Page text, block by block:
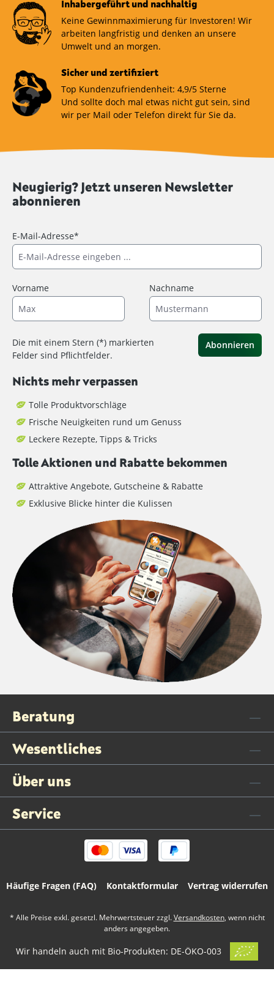
Inhabergeführt und nachhaltig
Keine Gewinnmaximierung für Investoren! Wir
arbeiten langfristig und denken an unsere
Umwelt und an morgen.
Sicher und zertifiziert
Top Kundenzufriendenheit: 4,9/5 Sterne
Und sollte doch mal etwas nicht gut sein, sind
wir per Mail oder Telefon direkt für Sie da.
Neugierig? Jetzt unseren Newsletter
abonnieren
E-Mail-Adresse*
Vorname Nachname
Die mit einem Stern (*) markierten
Felder sind Pflichtfelder.
Abonnieren
Nichts mehr verpassen
Tolle Produktvorschläge
Frische Neuigkeiten rund um Genuss
Leckere Rezepte, Tipps & Tricks
Tolle Aktionen und Rabatte bekommen
Attraktive Angebote, Gutscheine & Rabatte
Exklusive Blicke hinter die Kulissen
Beratung
Wesentliches
Über uns
Service
Häufige Fragen (FAQ) Kontaktformular Vertrag widerrufen
* Alle Preise exkl. gesetzl. Mehrwertsteuer zzgl.Versandkosten, wenn nicht
anders angegeben.
Wir handeln auch mit Bio-Produkten: DE-ÖKO-003